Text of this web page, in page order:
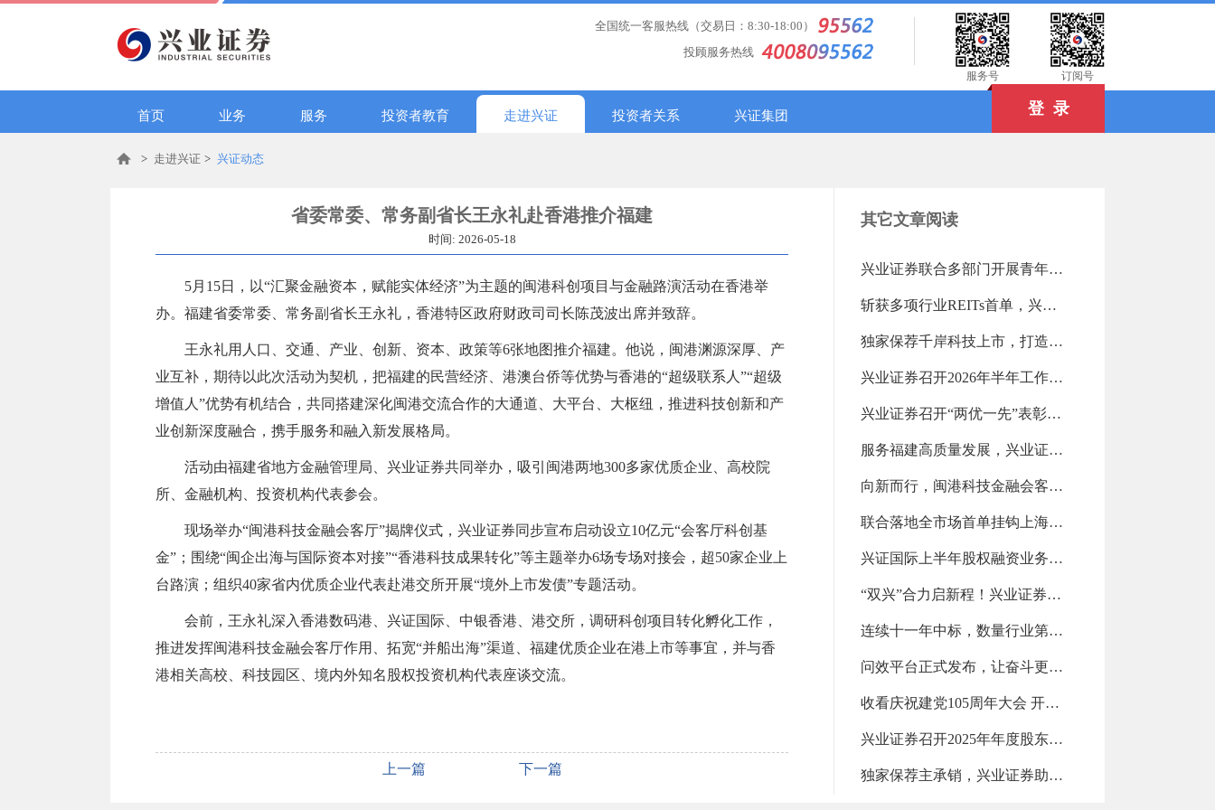
全国统一客服热线（交易日：8:30-18:00）
投顾服务热线
服务号 订阅号
首页 业务 服务 投资者教育 走进兴证 投资者关系 兴证集团 登 录
> 走进兴证 > 兴证动态
省委常委、常务副省长王永礼赴香港推介福建
时间: 2026-05-18
5月15日，以“汇聚金融资本，赋能实体经济”为主题的闽港科创项目与金融路演活动在香港举
办。福建省委常委、常务副省长王永礼，香港特区政府财政司司长陈茂波出席并致辞。
王永礼用人口、交通、产业、创新、资本、政策等6张地图推介福建。他说，闽港渊源深厚、产
业互补，期待以此次活动为契机，把福建的民营经济、港澳台侨等优势与香港的“超级联系人”“超级
增值人”优势有机结合，共同搭建深化闽港交流合作的大通道、大平台、大枢纽，推进科技创新和产
业创新深度融合，携手服务和融入新发展格局。
活动由福建省地方金融管理局、兴业证券共同举办，吸引闽港两地300多家优质企业、高校院
所、金融机构、投资机构代表参会。
现场举办“闽港科技金融会客厅”揭牌仪式，兴业证券同步宣布启动设立10亿元“会客厅科创基
金”；围绕“闽企出海与国际资本对接”“香港科技成果转化”等主题举办6场专场对接会，超50家企业上
台路演；组织40家省内优质企业代表赴港交所开展“境外上市发债”专题活动。
会前，王永礼深入香港数码港、兴证国际、中银香港、港交所，调研科创项目转化孵化工作，
推进发挥闽港科技金融会客厅作用、拓宽“并船出海”渠道、福建优质企业在港上市等事宜，并与香
港相关高校、科技园区、境内外知名股权投资机构代表座谈交流。
上一篇 下一篇
其它文章阅读
兴业证券联合多部门开展青年读书活动（2026-08-03 18:25:16.0)
斩获多项行业REITs首单，兴业证券高效盘活存量资产（2026-08-03 18:24:04.0)
独家保荐千岸科技上市，打造北交所跨境电商第一股（2026-08-03 18:23:21.0)
兴业证券召开2026年半年工作会议（2026-07-28 13:15:12.0)
兴业证券召开“两优一先”表彰大会（2026-07-28 13:14:20.0)
服务福建高质量发展，兴业证券斩获第一名（2026-07-28 13:13:50.0)
向新而行，闽港科技金融会客厅亮相政银企对接交流会（2026-07-21 14:10:59.0)
联合落地全市场首单挂钩上海清算所美债新发债券指数的场外衍生品交易（2026-07-21 14:10:14.0)
兴证国际上半年股权融资业务位列中资券商前五！（2026-07-21 14:09:33.0)
“双兴”合力启新程！兴业证券与兴业银行推动全方位融合发展（2026-07-15 11:10:57.0)
连续十一年中标，数量行业第二（2026-07-15 11:10:08.0)
问效平台正式发布，让奋斗更有力量（2026-07-15 11:09:18.0)
收看庆祝建党105周年大会 开展学习教育专题党课（2026-07-07 09:24:42.0)
兴业证券召开2025年年度股东会（2026-07-07 09:23:47.0)
独家保荐主承销，兴业证券助力益坤电气登陆北交所（2026-07-07 09:22:29.0)